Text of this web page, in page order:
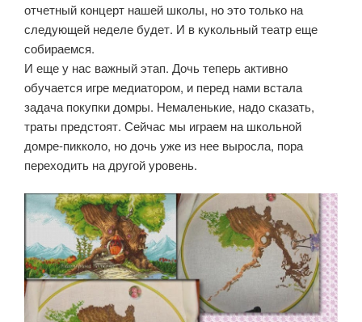
отчетный концерт нашей школы, но это только на
следующей неделе будет. И в кукольный театр еще
собираемся.
И еще у нас важный этап. Дочь теперь активно
обучается игре медиатором, и перед нами встала
задача покупки домры. Немаленькие, надо сказать,
траты предстоят. Сейчас мы играем на школьной
домре-пикколо, но дочь уже из нее выросла, пора
переходить на другой уровень.